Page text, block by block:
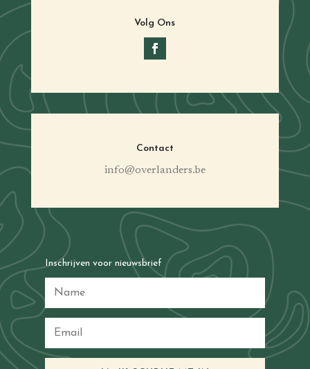
Volg Ons
Contact
info@overlanders.be
Inschrijven voor nieuwsbrief